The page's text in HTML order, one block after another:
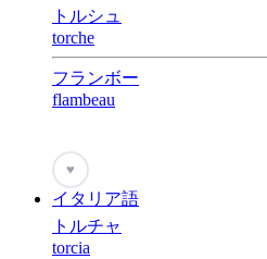
トルシュ
torche
フランボー
flambeau
♥
イタリア語
トルチャ
torcia